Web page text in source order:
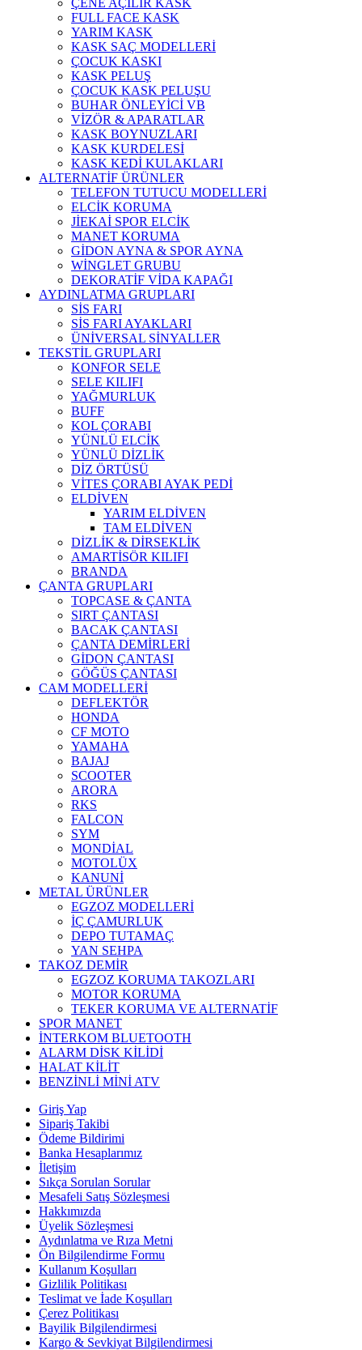
FULL FACE KASK
YARIM KASK
KASK SAÇ MODELLERİ
ÇOCUK KASKI
KASK PELUŞ
ÇOCUK KASK PELUŞU
BUHAR ÖNLEYİCİ VB
VİZÖR & APARATLAR
KASK BOYNUZLARI
KASK KURDELESİ
KASK KEDİ KULAKLARI
ALTERNATİF ÜRÜNLER
TELEFON TUTUCU MODELLERİ
ELCİK KORUMA
JİEKAİ SPOR ELCİK
MANET KORUMA
GİDON AYNA & SPOR AYNA
WİNGLET GRUBU
DEKORATİF VİDA KAPAĞI
AYDINLATMA GRUPLARI
SİS FARI
SİS FARI AYAKLARI
ÜNİVERSAL SİNYALLER
TEKSTİL GRUPLARI
KONFOR SELE
SELE KILIFI
YAĞMURLUK
BUFF
KOL ÇORABI
YÜNLÜ ELCİK
YÜNLÜ DİZLİK
DİZ ÖRTÜSÜ
VİTES ÇORABI AYAK PEDİ
ELDİVEN
YARIM ELDİVEN
TAM ELDİVEN
DİZLİK & DİRSEKLİK
AMARTİSÖR KILIFI
BRANDA
ÇANTA GRUPLARI
TOPCASE & ÇANTA
SIRT ÇANTASI
BACAK ÇANTASI
ÇANTA DEMİRLERİ
GİDON ÇANTASI
GÖĞÜS ÇANTASI
CAM MODELLERİ
DEFLEKTÖR
HONDA
CF MOTO
YAMAHA
BAJAJ
SCOOTER
ARORA
RKS
FALCON
SYM
MONDİAL
MOTOLÜX
KANUNİ
METAL ÜRÜNLER
EGZOZ MODELLERİ
İÇ ÇAMURLUK
DEPO TUTAMAÇ
YAN SEHPA
TAKOZ DEMİR
EGZOZ KORUMA TAKOZLARI
MOTOR KORUMA
TEKER KORUMA VE ALTERNATİF
SPOR MANET
İNTERKOM BLUETOOTH
ALARM DİSK KİLİDİ
HALAT KİLİT
BENZİNLİ MİNİ ATV
Giriş Yap
Sipariş Takibi
Ödeme Bildirimi
Banka Hesaplarımız
İletişim
Sıkça Sorulan Sorular
Mesafeli Satış Sözleşmesi
Hakkımızda
Üyelik Sözleşmesi
Aydınlatma ve Rıza Metni
Ön Bilgilendirme Formu
Kullanım Koşulları
Gizlilik Politikası
Teslimat ve İade Koşulları
Çerez Politikası
Bayilik Bilgilendirmesi
Kargo & Sevkiyat Bilgilendirmesi